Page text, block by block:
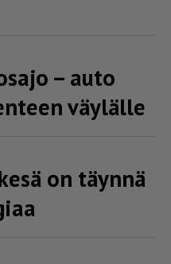
– auto
väylälle
on täynnä